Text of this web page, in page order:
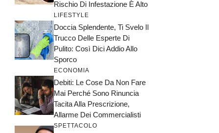
Rischio Di Infestazione È Alto
LIFESTYLE
Doccia Splendente, Ti Svelo Il
Trucco Delle Esperte Di
Pulito: Così Dici Addio Allo
Sporco
ECONOMIA
Debiti: Le Cose Da Non Fare
Mai Perché Sono Rinuncia
Tacita Alla Prescrizione,
Allarme Dei Commercialisti
SPETTACOLO